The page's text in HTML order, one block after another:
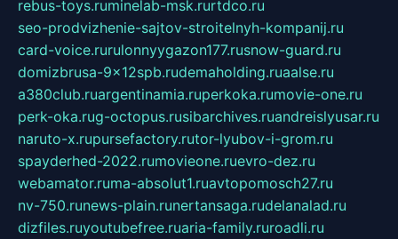
rebus-toys.ruminelab-msk.rurtdco.ru
seo-prodvizhenie-sajtov-stroitelnyh-kompanij.ru
card-voice.rurulonnyygazon177.rusnow-guard.ru
domizbrusa-9x12spb.rudemaholding.ruaalse.ru
a380club.ruargentinamia.ruperkoka.rumovie-one.ru
perk-oka.rug-octopus.rusibarchives.ruandreislyusar.ru
naruto-x.rupursefactory.rutor-lyubov-i-grom.ru
spayderhed-2022.rumovieone.ruevro-dez.ru
webamator.ruma-absolut1.ruavtopomosch27.ru
nv-750.runews-plain.runertansaga.rudelanalad.ru
dizfiles.ruyoutubefree.ruaria-family.ruroadli.ru